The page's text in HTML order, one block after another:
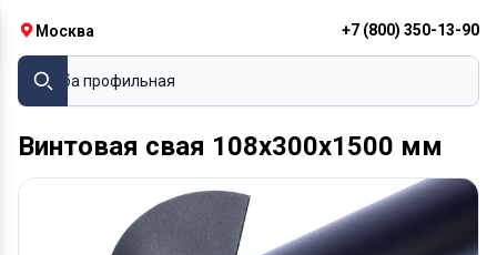
Москва +7 (800) 350-13-90
Труба профильная
Винтовая свая 108х300х1500 мм